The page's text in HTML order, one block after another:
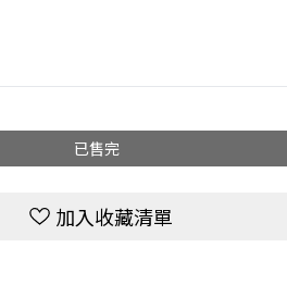
已售完
加入收藏清單